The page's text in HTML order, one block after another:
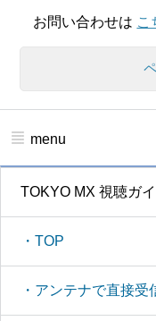
お問い合わせは こ
menu
TOKYO MX 視聴ガ
・TOP
・アンテナで直接受